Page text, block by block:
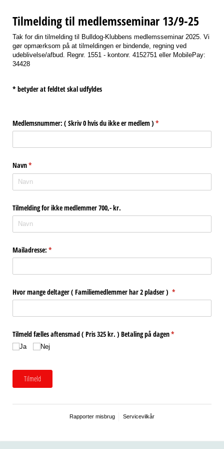
Tilmelding til medlemsseminar 13/9-25
Tak for din tilmelding til Bulldog-Klubbens medlemsseminar 2025. Vi
gør opmærksom på at tilmeldingen er bindende, regning ved
udeblivelse/afbud. Regnr. 1551 - kontonr. 4152751 eller MobilePay:
34428
* betyder at feldtet skal udfyldes
Medlemsnummer: ( Skriv 0 hvis du ikke er medlem ) *
(påkrævet)
Navn*
(påkrævet)
Tilmelding for ikke medlemmer 700,- kr.
Mailadresse: *
(påkrævet)
Hvor mange deltager ( Familiemedlemmer har 2 pladser ) *
(påkrævet)
Tilmeld fælles aftensmad ( Pris 325 kr. ) Betaling på dagen*
(påkrævet)
Ja Nej
Tilmeld
Rapporter misbrug Servicevilkår